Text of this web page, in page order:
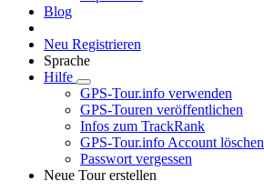
Blog
Neu Registrieren
Sprache
Hilfe
GPS-Tour.info verwenden
GPS-Touren veröffentlichen
Infos zum TrackRank
GPS-Tour.info Account löschen
Passwort vergessen
Neue Tour erstellen